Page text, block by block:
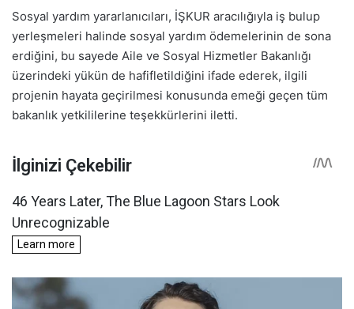
Sosyal yardım yararlanıcıları, İŞKUR aracılığıyla iş bulup
yerleşmeleri halinde sosyal yardım ödemelerinin de sona
erdiğini, bu sayede Aile ve Sosyal Hizmetler Bakanlığı
üzerindeki yükün de hafifletildiğini ifade ederek, ilgili
projenin hayata geçirilmesi konusunda emeği geçen tüm
bakanlık yetkililerine teşekkürlerini iletti.